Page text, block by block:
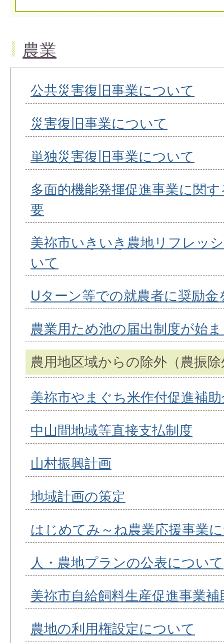
農業
公共災害復旧事業について
災害復旧事業について
単独災害復旧事業について
多面的機能発揮促進事業に関
要
美祢市いきいき農地リフレッ
いて
Uターン等での就農者に奨励
農業用ため池の届出制度が始
農用地区域からの除外（農振
美祢市やまぐち米作付促進補
中山間地域等直接支払制度
山村振興計画
地域計画の策定
はじめてみ～ね農業応援事業
人・農地プランの公表について
美祢市自給飼料生産促進事業補
農地の利用権設定について